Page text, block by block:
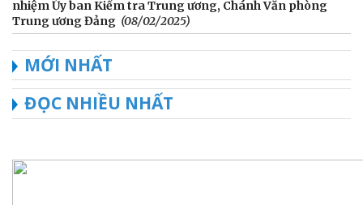
nhiệm Ủy ban Kiểm tra Trung ương, Chánh Văn phòng
Trung ương Đảng (08/02/2025)
MỚI NHẤT
ĐỌC NHIỀU NHẤT